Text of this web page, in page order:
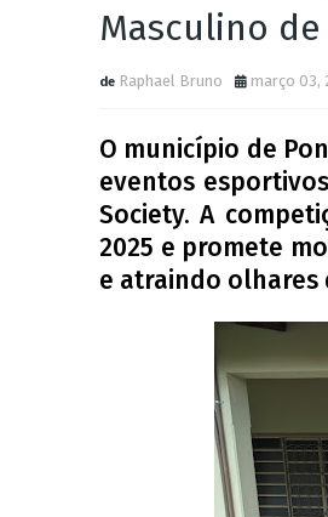
Masculino
Raphael Bruno março 03,
O município de
eventos
Society. A
2025 e promete
e atraindo olhares